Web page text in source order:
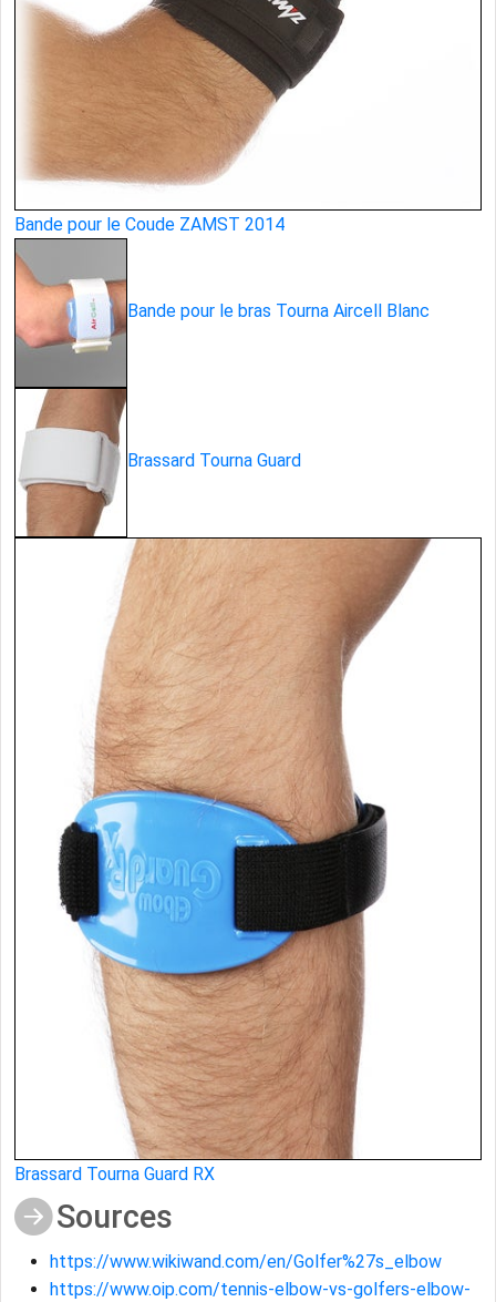
Bande pour le Coude ZAMST 2014
Bande pour le bras Tourna Aircell Blanc
Brassard Tourna Guard
Brassard Tourna Guard RX
Sources
https://www.wikiwand.com/en/Golfer%27s_elbow
https://www.oip.com/tennis-elbow-vs-golfers-elbow-